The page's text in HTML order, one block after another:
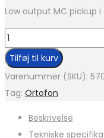
Low output MC pickup
Ortofon
Quintet
Black
antal
Tilføj til kurv
Varenummer (SKU):
Tag: Ortofon
Beskrivelse
Tekniske